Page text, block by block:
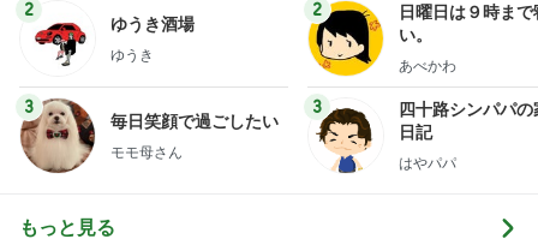
2
ゆうき酒場
ゆうき
3
毎日笑顔で過ごしたい
モモ母さん
2
日曜日は９時まで
い。
あべかわ
3
四十路シンパパの
日記
はやパパ
もっと見る